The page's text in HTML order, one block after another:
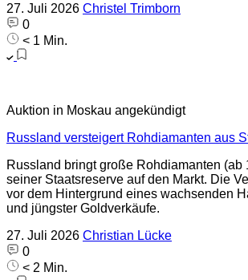
27. Juli 2026 Christel Trimborn
0
< 1 Min.
Auktion in Moskau angekündigt
Russland versteigert Rohdiamanten aus
Russland bringt große Rohdiamanten (ab
seiner Staatsreserve auf den Markt. Die
vor dem Hintergrund eines wachsenden
und jüngster Goldverkäufe.
27. Juli 2026 Christian Lücke
0
< 2 Min.